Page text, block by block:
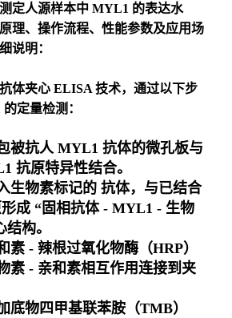
定人源样本中 MYL1 的表达水
理、操作流程、性能参数及应用场
说明：
体夹心 ELISA 技术，通过以下步
定量检测：
被抗人 MYL1 抗体的微孔板与
抗原特异性结合。
生物素标记的 抗体，与已结合
成 “固相抗体 - MYL1 - 生物
构。
素 - 辣根过氧化物酶（HRP）
素 - 亲和素相互作用连接到夹
底物四甲基联苯胺（TMB）